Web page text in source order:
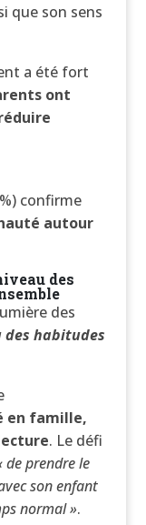
que son sens
a été fort
ont
confirme
autour
des
des
habitudes
en famille,
. Le défi
de prendre le
son enfant
normal ».